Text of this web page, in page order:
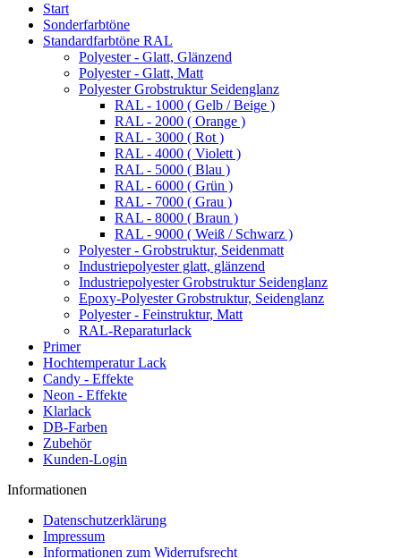
Start
Sonderfarbtöne
Standardfarbtöne RAL
Polyester - Glatt, Glänzend
Polyester - Glatt, Matt
Polyester Grobstruktur Seidenglanz
RAL - 1000 ( Gelb / Beige )
RAL - 2000 ( Orange )
RAL - 3000 ( Rot )
RAL - 4000 ( Violett )
RAL - 5000 ( Blau )
RAL - 6000 ( Grün )
RAL - 7000 ( Grau )
RAL - 8000 ( Braun )
RAL - 9000 ( Weiß / Schwarz )
Polyester - Grobstruktur, Seidenmatt
Industriepolyester glatt, glänzend
Industriepolyester Grobstruktur Seidenglanz
Epoxy-Polyester Grobstruktur, Seidenglanz
Polyester - Feinstruktur, Matt
RAL-Reparaturlack
Primer
Hochtemperatur Lack
Candy - Effekte
Neon - Effekte
Klarlack
DB-Farben
Zubehör
Kunden-Login
Informationen
Datenschutzerklärung
Impressum
Informationen zum Widerrufsrecht